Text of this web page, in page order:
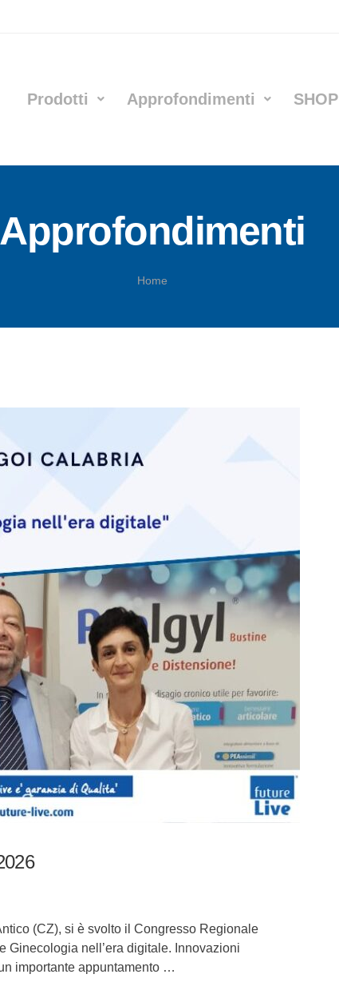
Prodotti Approfondimenti SHOP
Approfondimenti
Home
(CZ), si è svolto il Congresso Regionale
Ginecologia nell’era digitale. Innovazioni
importante appuntamento …